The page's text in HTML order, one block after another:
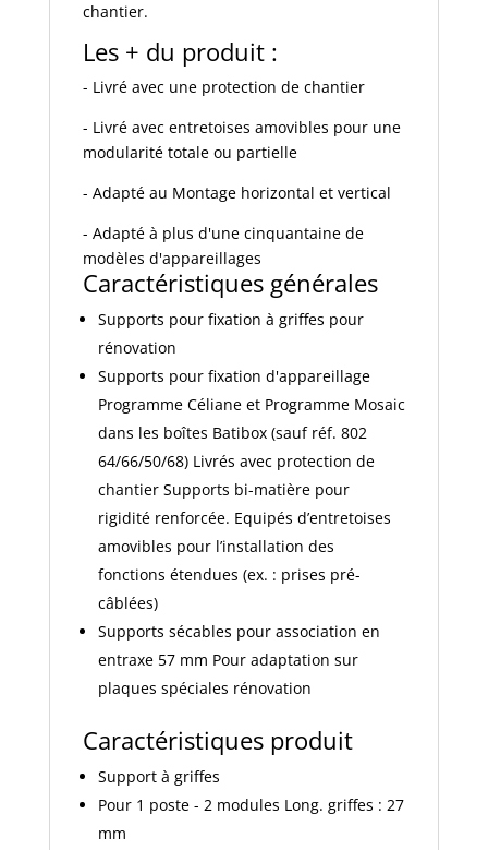
chantier.
Les + du produit :
- Livré avec une protection de chantier
- Livré avec entretoises amovibles pour une
modularité totale ou partielle
- Adapté au Montage horizontal et vertical
- Adapté à plus d'une cinquantaine de
modèles d'appareillages
Caractéristiques générales
Supports pour fixation à griffes pour
rénovation
Supports pour fixation d'appareillage
Programme Céliane et Programme Mosaic
dans les boîtes Batibox (sauf réf. 802
64/66/50/68) Livrés avec protection de
chantier Supports bi-matière pour
rigidité renforcée. Equipés d’entretoises
amovibles pour l’installation des
fonctions étendues (ex. : prises pré-
câblées)
Supports sécables pour association en
entraxe 57 mm Pour adaptation sur
plaques spéciales rénovation
Caractéristiques produit
Support à griffes
Pour 1 poste - 2 modules Long. griffes : 27
mm